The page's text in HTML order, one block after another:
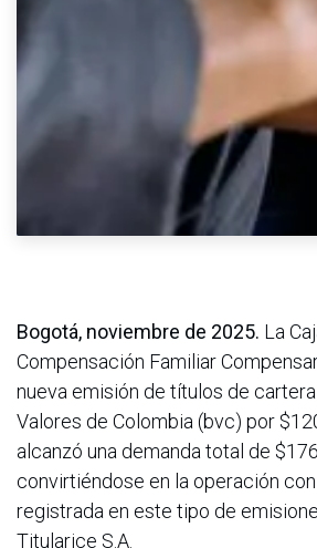
Bogotá, noviembre de 2025. La
Compensación Familiar
nueva emisión de títulos de
Valores de Colombia (bvc) por
alcanzó una demanda total de
convirtiéndose en la operación
registrada en este tipo de
Titularice S.A.